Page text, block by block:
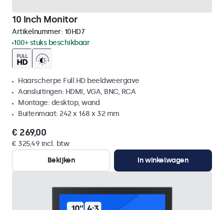
10 Inch Monitor
Artikelnummer: 10HD7
100+ stuks beschikbaar
Haarscherpe Full HD beeldweergave
Aansluitingen: HDMI, VGA, BNC, RCA
Montage: desktop, wand
Buitenmaat: 242 x 168 x 32 mm
€ 269,00
€ 325,49 incl. btw
Bekijken
In winkelwagen